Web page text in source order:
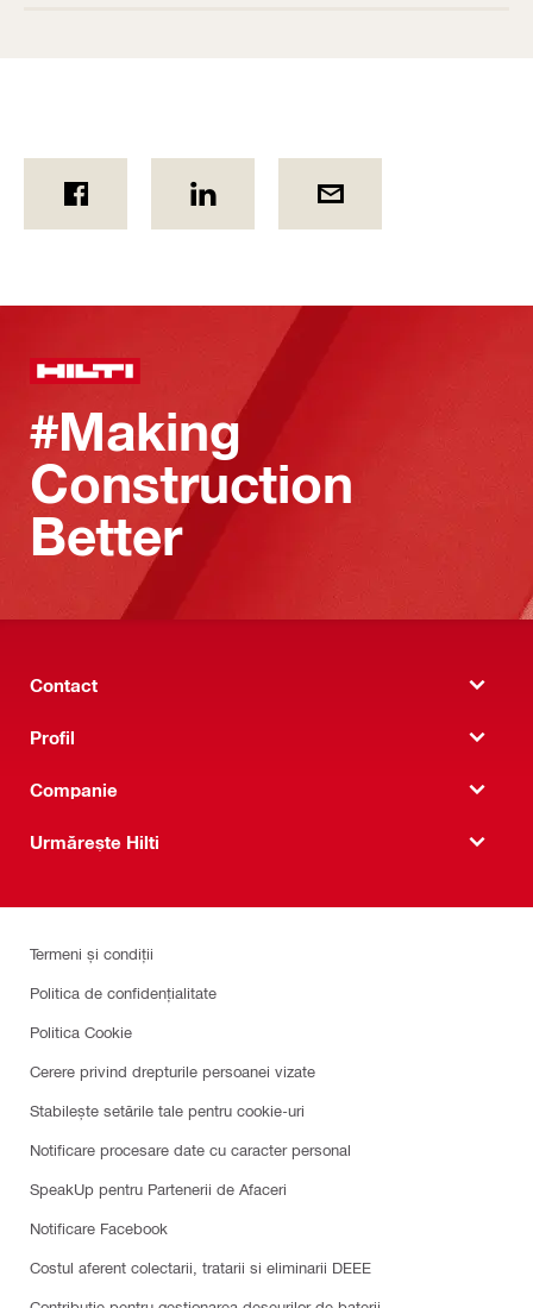
#Making
Construction
Better
Contact
Profil
Companie
Urmărește Hilti
Termeni și condiții
Politica de confidențialitate
Politica Cookie
Cerere privind drepturile persoanei vizate
Stabilește setările tale pentru cookie-uri
Notificare procesare date cu caracter personal
SpeakUp pentru Partenerii de Afaceri
Notificare Facebook
Costul aferent colectarii, tratarii si eliminarii DEEE